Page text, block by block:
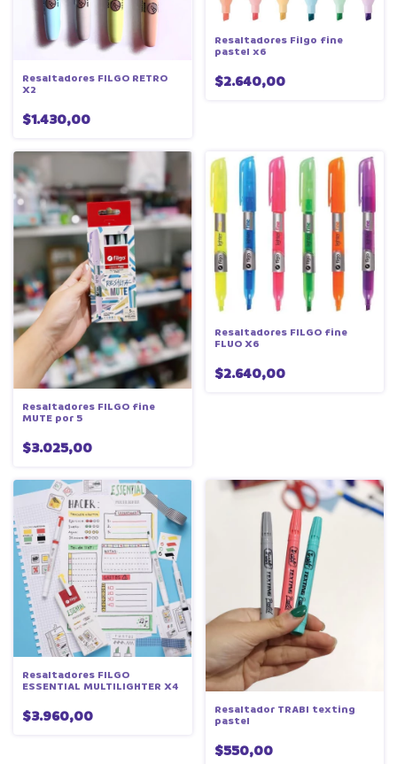
Resaltadores FILGO RETRO
X2
$1.430,00
Resaltadores Filgo fine
pastel x6
$2.640,00
Resaltadores FILGO fine
MUTE por 5
$3.025,00
Resaltadores FILGO fine
FLUO X6
$2.640,00
Resaltadores FILGO
ESSENTIAL MULTILIGHTER X4
$3.960,00 Resaltador TRABI texting
pastel
$550,00